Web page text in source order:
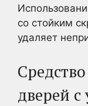
со стойким
удаляет
дверей с